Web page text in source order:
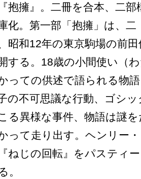
抱擁』。二冊を合本、二部
化。第一部「抱擁」は、二
昭和12年の東京駒場の前
する。18歳の小間使い（
っての供述で語られる物
の不可思議な行動、ゴシ
る異様な事件、物語は謎
って走り出す。ヘンリー
ねじの回転』をパスティ
。